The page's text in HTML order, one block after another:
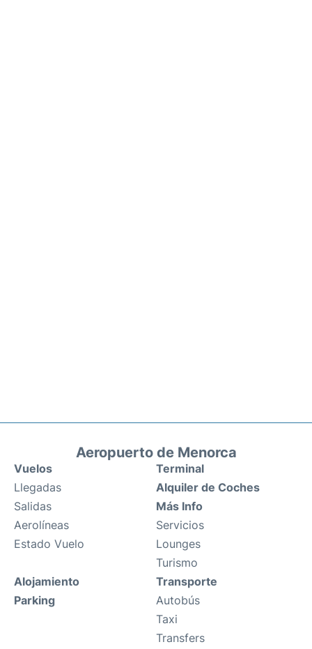
Aeropuerto de Menorca
Vuelos
Llegadas
Salidas
Aerolíneas
Estado Vuelo
Terminal
Alquiler de Coches
Más Info
Servicios
Lounges
Turismo
Alojamiento
Parking
Transporte
Autobús
Taxi
Transfers